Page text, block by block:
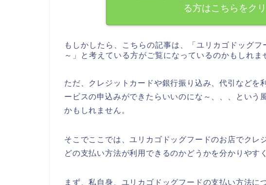
る方はこちらをク
もしかしたら、こちらの記事は、「ユリカゴドッグ
～」と考えている方がご覧になっているのかもしれま
ただ、クレジットカードや銀行振り込み、代引などを
ービスの申込みができたらいいのにな～、、、という
かもしれません。
そこでここでは、ユリカゴドッグフードのお店でクレ
どの支払い方法が利用できるのかどうかを分かりやす
まず、私自身、ユリカゴドッグフードの支払い方法に